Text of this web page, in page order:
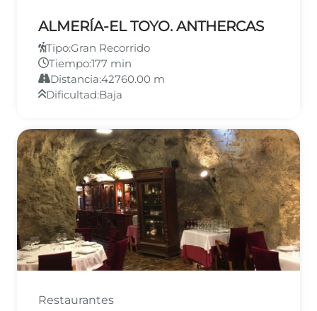
ALMERÍA-EL TOYO. ANTHERCAS
Tipo:Gran Recorrido
Tiempo:177 min
Distancia:42760.00 m
Dificultad:Baja
Restaurantes